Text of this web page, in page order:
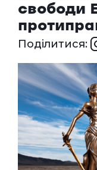
свободи
Поділитися: